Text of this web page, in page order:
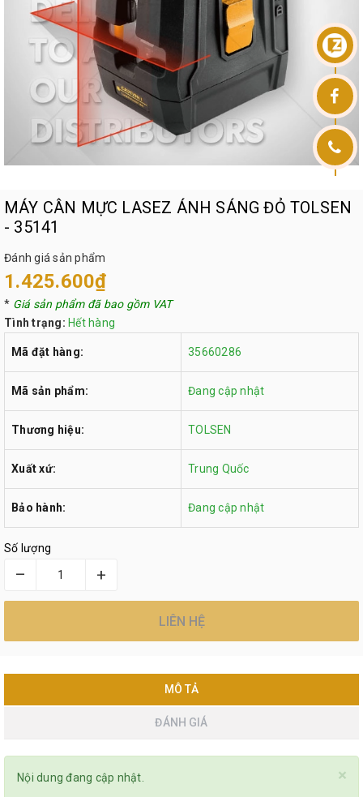
MÁY CÂN MỰC LASEZ ÁNH SÁNG ĐỎ TOLSEN
- 35141
Đánh giá sản phẩm
1.425.600₫
* Giá sản phẩm đã bao gồm VAT
Tình trạng: Hết hàng
Mã đặt hàng: 35660286
Mã sản phẩm: Đang cập nhật
Thương hiệu: TOLSEN
Xuất xứ: Trung Quốc
Bảo hành: Đang cập nhật
Số lượng
– +
LIÊN HỆ
MÔ TẢ
ĐÁNH GIÁ
×
Nội dung đang cập nhật.